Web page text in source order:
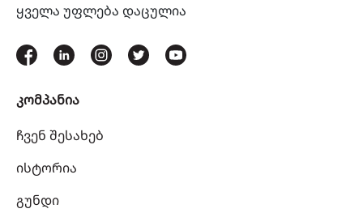
ყველა უფლება დაცულია
კომპანია
ჩვენ შესახებ
ისტორია
გუნდი